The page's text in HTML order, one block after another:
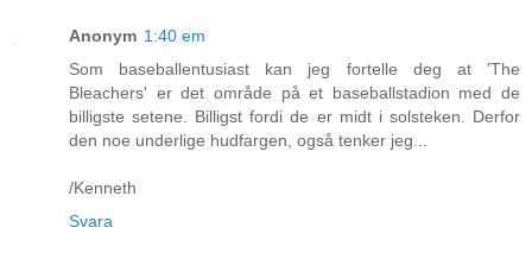
Anonym 1:40 em
Som baseballentusiast kan jeg fortelle deg at 'The
Bleachers' er det område på et baseballstadion med de
billigste setene. Billigst fordi de er midt i solsteken. Derfor
den noe underlige hudfargen, også tenker jeg...
/Kenneth
Svara